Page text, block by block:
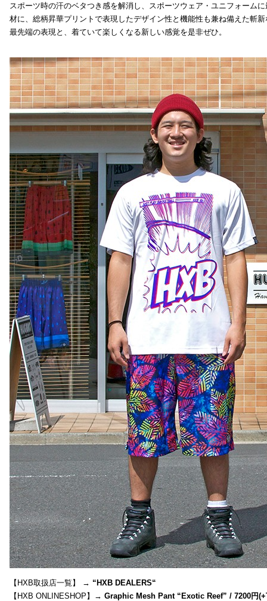
スポーツ時の汗のベタつき感を解消し、スポーツウェア・ユニフォーム
材に、総柄昇華プリントで表現したデザイン性と機能性も兼ね備えた斬
最先端の表現と、着ていて楽しくなる新しい感覚を是非ぜひ。
【HXB取扱店一覧】 → “HXB DEALERS“
【HXB ONLINESHOP】→ Graphic Mesh Pant “Exotic Reef” / 7200円